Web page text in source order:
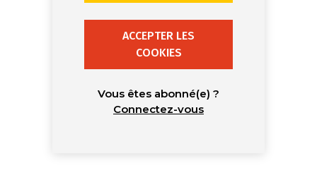
ACCEPTER LES
COOKIES
Vous êtes abonné(e) ?
Connectez-vous